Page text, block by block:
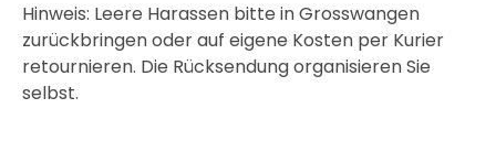
Hinweis: Leere Harassen bitte in Grosswangen
zurückbringen oder auf eigene Kosten per Kurier
retournieren. Die Rücksendung organisieren Sie
selbst.